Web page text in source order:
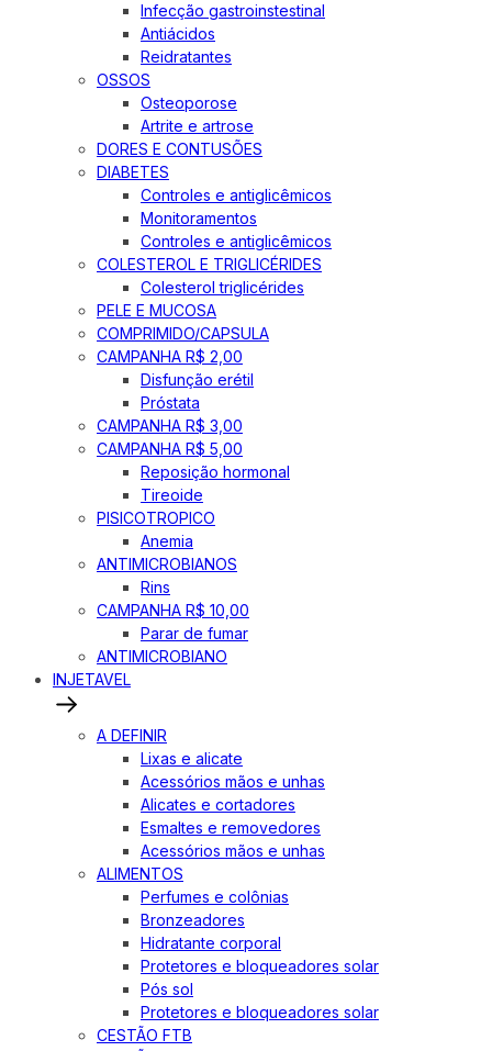
Infecção gastroinstestinal
Antiácidos
Reidratantes
OSSOS
Osteoporose
Artrite e artrose
DORES E CONTUSÕES
DIABETES
Controles e antiglicêmicos
Monitoramentos
Controles e antiglicêmicos
COLESTEROL E TRIGLICÉRIDES
Colesterol triglicérides
PELE E MUCOSA
COMPRIMIDO/CAPSULA
CAMPANHA R$ 2,00
Disfunção erétil
Próstata
CAMPANHA R$ 3,00
CAMPANHA R$ 5,00
Reposição hormonal
Tireoide
PISICOTROPICO
Anemia
ANTIMICROBIANOS
Rins
CAMPANHA R$ 10,00
Parar de fumar
ANTIMICROBIANO
INJETAVEL
A DEFINIR
Lixas e alicate
Acessórios mãos e unhas
Alicates e cortadores
Esmaltes e removedores
Acessórios mãos e unhas
ALIMENTOS
Perfumes e colônias
Bronzeadores
Hidratante corporal
Protetores e bloqueadores solar
Pós sol
Protetores e bloqueadores solar
CESTÃO FTB